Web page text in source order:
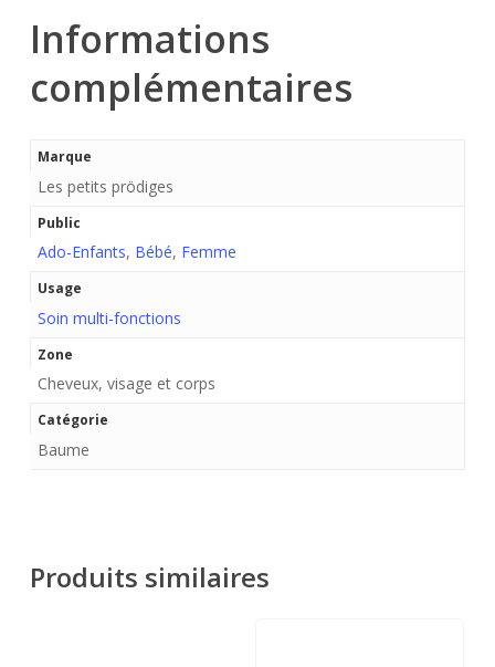
Informations
complémentaires
Marque
Les petits prödiges
Public
Ado-Enfants, Bébé, Femme
Usage
Soin multi-fonctions
Zone
Cheveux, visage et corps
Catégorie
Baume
Produits similaires